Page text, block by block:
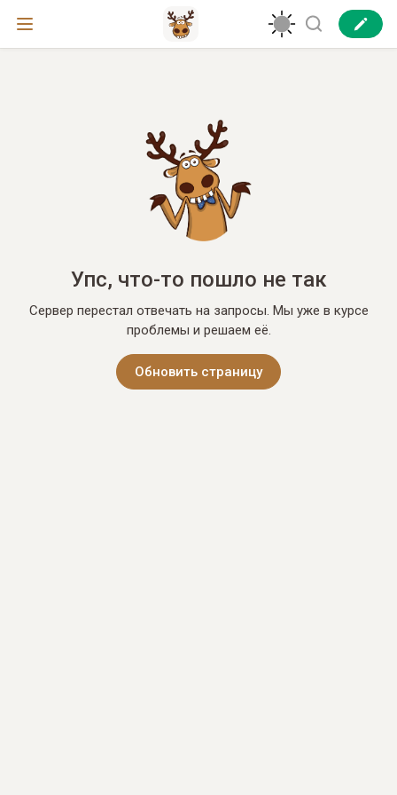
Упс, что-то пошло не так
Сервер перестал отвечать на запросы. Мы уже в курсе
проблемы и решаем её.
Обновить страницу